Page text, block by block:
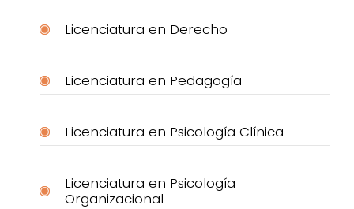
Licenciatura en Derecho
Licenciatura en Pedagogía
Licenciatura en Psicología Clínica
Licenciatura en Psicología
Organizacional